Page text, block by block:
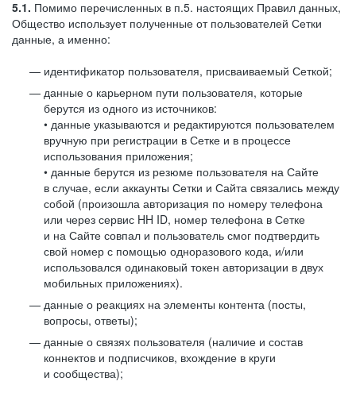
5.1. Помимо перечисленных в п.5. настоящих Правил данных,
Общество использует полученные от пользователей Сетки
данные, а именно:
идентификатор пользователя, присваиваемый Сеткой;
данные о карьерном пути пользователя, которые
берутся из одного из источников:
• данные указываются и редактируются пользователем
вручную при регистрации в Сетке и в процессе
использования приложения;
• данные берутся из резюме пользователя на Сайте
в случае, если аккаунты Сетки и Сайта связались между
собой (произошла авторизация по номеру телефона
или через сервис HH ID, номер телефона в Сетке
и на Сайте совпал и пользователь смог подтвердить
свой номер с помощью одноразового кода, и/или
использовался одинаковый токен авторизации в двух
мобильных приложениях).
данные о реакциях на элементы контента (посты,
вопросы, ответы);
данные о связях пользователя (наличие и состав
коннектов и подписчиков, вхождение в круги
и сообщества);